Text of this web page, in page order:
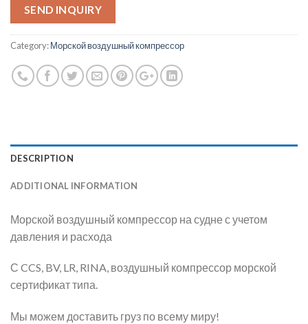
SEND INQUIRY
Category:Морской воздушный компрессор
DESCRIPTION
ADDITIONAL INFORMATION
Морской воздушный компрессор на судне с учетом
давления и расхода
С CCS, BV, LR, RINA, воздушный компрессор морской
сертификат типа.
Мы можем доставить груз по всему миру!